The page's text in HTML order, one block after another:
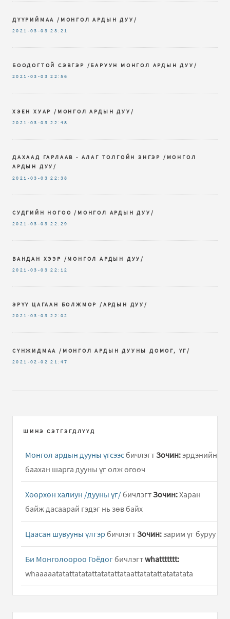
ДҮҮРИЙМАА /МОНГОЛ АРДЫН ДУУ/
2021-03-03 23:21
БООДОГТОЙ СЭВГЭР /БАРУУН МОНГОЛ АРДЫН ДУУ/
2021-03-03 22:56
ХЭЕН ХУАР /МОНГОЛ АРДЫН ДУУ/
2021-03-03 22:48
ДАХААД ГАРЛААВ - АЛАГ ТОЛГОЙН ЭНГЭР /МОНГОЛ
АРДЫН ДУУ/
2021-03-03 22:38
СУДГИЙН НОГОО /МОНГОЛ АРДЫН ДУУ/
2021-03-03 22:29
ВАНДАН ХЭЭР /МОНГОЛ АРДЫН ДУУ/
2021-03-03 22:12
ЭРҮҮ ЦАГААН БОЛЖМОР /АРДЫН ДУУ/
2021-03-03 22:02
СҮНЖИДМАА /МОНГОЛ АРДЫН ДУУНЫ ДОМОГ, ҮГ/
2021-02-02 21:47
ШИНЭ СЭТГЭГДЛҮҮД
Монгол ардын дууны үгсээс бичлэгтЗочин:эрдэнийн
баахан шарга дууны үг олж өгөөч
Хөөрхөн халиун /дууны үг/ бичлэгтЗочин:Харан
байж дасаарай гэдэг нь зөв байх
Цаасан шувууны үлгэр бичлэгтЗочин: зарим үг буруу
Би Монголоороо Гоёдог бичлэгтwhattttttt:
whaaaaatatattatatattatatattataattatatattatatatata
Хөөрхөн халиун /дууны үг/бичлэгтHun:Hooy ene
duuny ug ni dutuu ym